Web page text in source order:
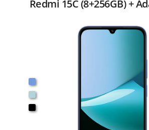
Redmi 15C (8+256GB) +